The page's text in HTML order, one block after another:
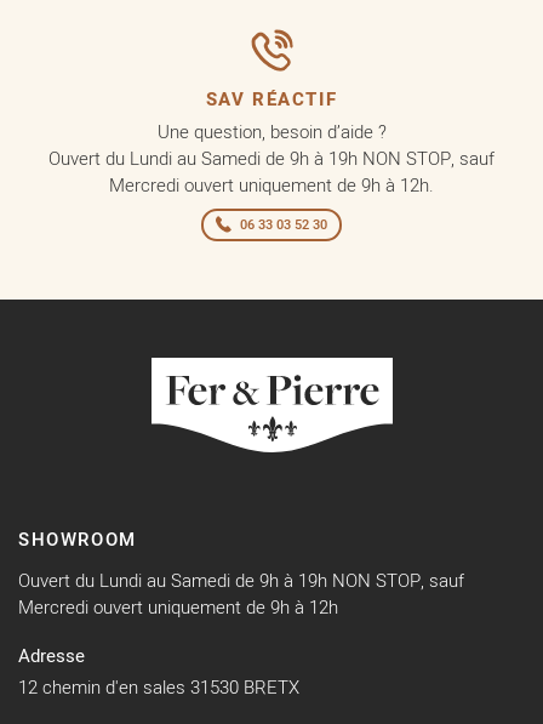
SAV RÉACTIF
Une question, besoin d’aide ?
Ouvert du Lundi au Samedi de 9h à 19h NON STOP, sauf
Mercredi ouvert uniquement de 9h à 12h.
06 33 03 52 30
SHOWROOM
Ouvert du Lundi au Samedi de 9h à 19h NON STOP, sauf
Mercredi ouvert uniquement de 9h à 12h
Adresse
12 chemin d'en sales 31530 BRETX